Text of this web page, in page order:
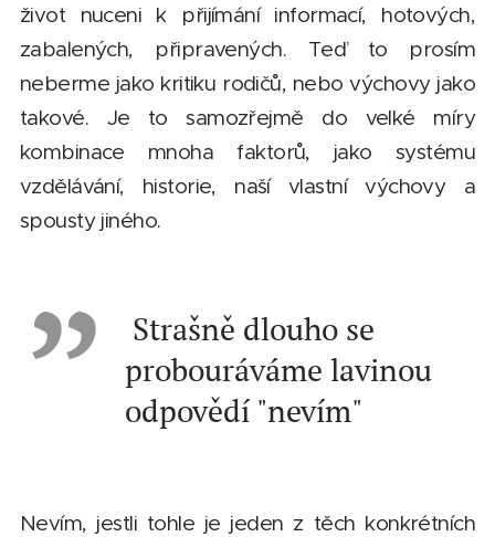
život nuceni k přijímání informací, hotových,
zabalených, připravených. Teď to prosím
neberme jako kritiku rodičů, nebo výchovy jako
takové. Je to samozřejmě do velké míry
kombinace mnoha faktorů, jako systému
vzdělávání, historie, naší vlastní výchovy a
spousty jiného.
Strašně dlouho se
probouráváme lavinou
odpovědí "nevím"
Nevím, jestli tohle je jeden z těch konkrétních